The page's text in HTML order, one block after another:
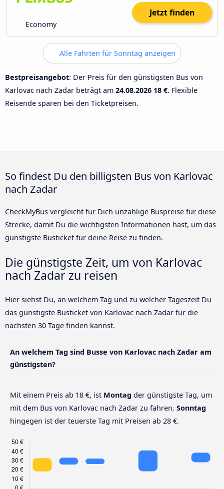
Economy
Jetzt finden
Alle Fahrten für Sonntag anzeigen
Bestpreisangebot: Der Preis für den günstigsten Bus von
Karlovac nach Zadar beträgt am 24.08.2026 18 €. Flexible
Reisende sparen bei den Ticketpreisen.
So findest Du den billigsten Bus von Karlovac
nach Zadar
CheckMyBus vergleicht für Dich unzählige Buspreise für diese
Strecke, damit Du die wichtigsten Informationen hast, um das
günstigste Busticket für deine Reise zu finden.
Die günstigste Zeit, um von Karlovac
nach Zadar zu reisen
Hier siehst Du, an welchem Tag und zu welcher Tageszeit Du
das günstigste Busticket von Karlovac nach Zadar für die
nächsten 30 Tage finden kannst.
An welchem Tag sind Busse von Karlovac nach Zadar am
günstigsten?
Mit einem Preis ab 18 €, ist Montag der günstigste Tag, um
mit dem Bus von Karlovac nach Zadar zu fahren. Sonntag
hingegen ist der teuerste Tag mit Preisen ab 28 €.